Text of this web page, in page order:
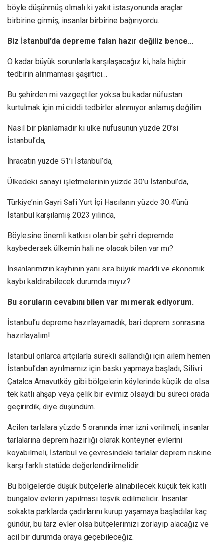
böyle düşünmüş olmalı ki yakıt istasyonunda araçlar
birbirine girmiş, insanlar birbirine bağırıyordu.
Biz İstanbul’da depreme falan hazır değiliz bence…
O kadar büyük sorunlarla karşılaşacağız ki, hala hiçbir
tedbirin alınmaması şaşırtıcı…
Bu şehirden mi vazgeçtiler yoksa bu kadar nüfustan
kurtulmak için mi ciddi tedbirler alınmıyor anlamış değilim.
Nasıl bir planlamadır ki ülke nüfusunun yüzde 20’si
İstanbul’da,
İhracatın yüzde 51’i İstanbul’da,
Ülkedeki sanayi işletmelerinin yüzde 30’u İstanbul’da,
Türkiye’nin Gayri Safi Yurt İçi Hasılanın yüzde 30.4’ünü
İstanbul karşılamış 2023 yılında,
Böylesine önemli katkısı olan bir şehri depremde
kaybedersek ülkemin hali ne olacak bilen var mı?
İnsanlarımızın kaybının yanı sıra büyük maddi ve ekonomik
kaybı kaldırabilecek durumda mıyız?
Bu soruların cevabını bilen var mı merak ediyorum.
İstanbul’u depreme hazırlayamadık, bari deprem sonrasına
hazırlayalım!
İstanbul onlarca artçılarla sürekli sallandığı için ailem hemen
İstanbul’dan ayrılmamız için baskı yapmaya başladı, Silivri
Çatalca Arnavutköy gibi bölgelerin köylerinde küçük de olsa
tek katlı ahşap veya çelik bir evimiz olsaydı bu süreci orada
geçirirdik, diye düşündüm.
Acilen tarlalara yüzde 5 oranında imar izni verilmeli, insanlar
tarlalarına deprem hazırlığı olarak konteyner evlerini
koyabilmeli, İstanbul ve çevresindeki tarlalar deprem riskine
karşı farklı statüde değerlendirilmelidir.
Bu bölgelerde düşük bütçelerle alınabilecek küçük tek katlı
bungalov evlerin yapılması teşvik edilmelidir. İnsanlar
sokakta parklarda çadırlarını kurup yaşamaya başladılar kaç
gündür, bu tarz evler olsa bütçelerimizi zorlayıp alacağız ve
acil bir durumda oraya geçebileceğiz.